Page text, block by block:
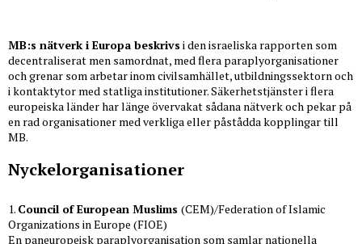
MB:s nätverk i Europa beskrivs i den israeliska rapporten som
decentraliserat men samordnat, med flera paraplyorganisationer
och grenar som arbetar inom civilsamhället, utbildningssektorn och
i kontaktytor med statliga institutioner. Säkerhetstjänster i flera
europeiska länder har länge övervakat sådana nätverk och pekar på
en rad organisationer med verkliga eller påstådda kopplingar till
MB.
Nyckelorganisationer
1. Council of European Muslims (CEM)/Federation of Islamic
Organizations in Europe (FIOE)
En paneuropeisk paraplyorganisation som samlar nationella